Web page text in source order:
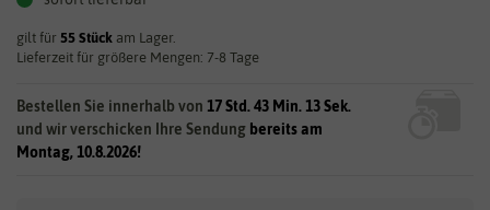
gilt für 55 Stück am Lager.
Lieferzeit für größere Mengen: 7-8 Tage
Bestellen Sie innerhalb von 17 Std. 43 Min. 13 Sek.
und wir verschicken Ihre Sendung bereits am
Montag, 10.8.2026!